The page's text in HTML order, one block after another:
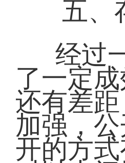
五、
经过
了一定
还有差
加强，
开的方